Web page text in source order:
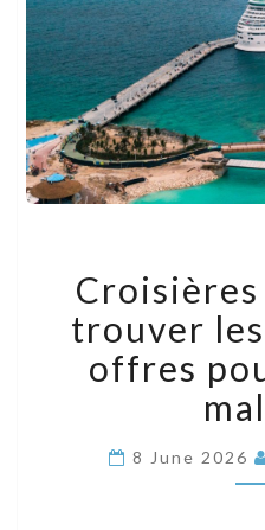
trouver
offres
8 June 2026